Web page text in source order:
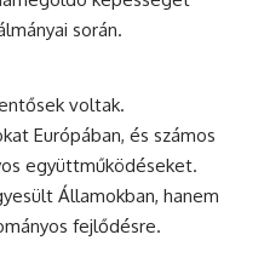
során.
voltak.
Európában, és számos
együttműködéseket.
Államokban, hanem
fejlődésre.